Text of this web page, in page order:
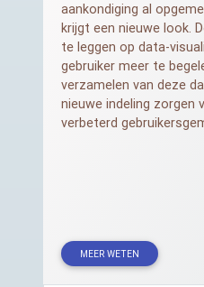
aankondiging al
krijgt een nieuwe look.
te leggen op data-
gebruiker meer te
verzamelen van deze
nieuwe indeling zorgen
verbeterd
MEER WETEN